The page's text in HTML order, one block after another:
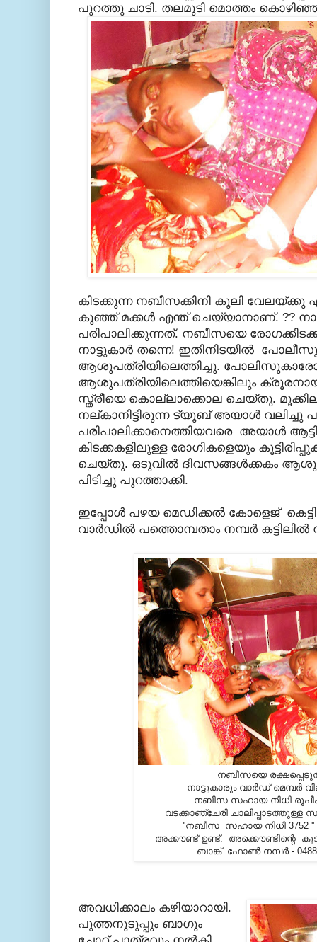
പുറത്തു ചാടി. തലമുടി മൊത്തം
കിടക്കുന്ന നബീസക്കിനി കൂലി
കുഞ്ഞ് മക്കള്‍ എന്ത് ചെയ്യാനാണ്. ??
പരിപാലിക്കുന്നത്. നബീസയെ
നാട്ടുകാര്‍ തന്നെ! ഇതിനിടയില്‍
ആശുപത്രിയിലെത്തിച്ചു.
ആശുപത്രിയിലെത്തിയെങ്കിലും
സ്ത്രീയെ കൊല്ലാക്കൊല ചെയ്തു.
നല്കാനിട്ടിരുന്ന ട്യൂബ് അയാള്‍ വലിച്ചു
പരിപാലിക്കാനെത്തിയവരെ അയാള്‍
കിടക്കകളിലുള്ള രോഗികളെയും
ചെയ്തു. ഒടുവില്‍ ദിവസങ്ങള്‍ക്കകം
പിടിച്ചു പുറത്താക്കി.
ഇപ്പോള്‍ പഴയ മെഡിക്കല്‍ കോളെജ്
വാര്‍ഡില്‍ പത്തൊമ്പതാം നമ്പര്‍
നബീസയെ
നാട്ടുകാരും വാര്‍ഡ്‌ മെമ്പര്‍
നബീസ സഹായ നിധി
വടക്കാഞ്ചേരി
''നബീസ സഹായ നിധി 3752
അക്കൗണ്ട്‌ ഉണ്ട്. അക്കൌണ്ടിന്റെ
ബാങ്ക് ഫോണ്‍ നമ്പര്‍ -
അവധിക്കാലം കഴിയാറായി.
പുത്തനുടുപ്പും ബാഗും